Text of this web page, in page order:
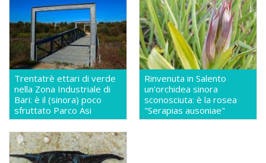
Trentatrè ettari di verde
nella Zona Industriale di
Bari: è il (sinora) poco
sfruttato Parco Asi
Rinvenuta in Salento
un'orchidea sinora
sconosciuta: è la rosea
"Serapias ausoniae"